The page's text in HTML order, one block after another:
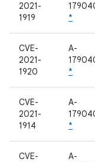
2021-
1919
*
CVE-
2021-
1920
A-
*
CVE-
2021-
1914
A-
*
CVE-
A-